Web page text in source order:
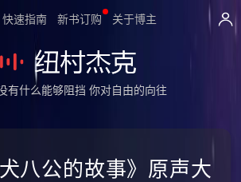
快速指南 新书订购 关于博主
什么能够阻挡 你对自由的向往
八公的故事》原声大